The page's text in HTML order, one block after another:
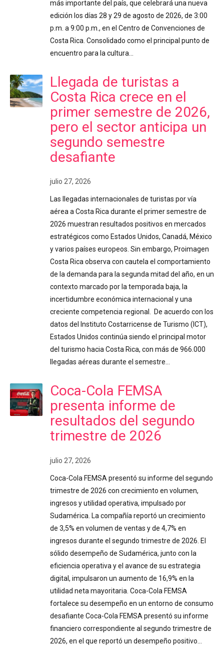
más importante del país, que celebrará una nueva
edición los días 28 y 29 de agosto de 2026, de 3:00
p.m. a 9:00 p.m., en el Centro de Convenciones de
Costa Rica. Consolidado como el principal punto de
encuentro para la cultura…
Llegada de turistas a
Costa Rica crece en el
primer semestre de 2026,
pero el sector anticipa un
segundo semestre
desafiante
julio 27, 2026
Las llegadas internacionales de turistas por vía
aérea a Costa Rica durante el primer semestre de
2026 muestran resultados positivos en mercados
estratégicos como Estados Unidos, Canadá, México
y varios países europeos. Sin embargo, Proimagen
Costa Rica observa con cautela el comportamiento
de la demanda para la segunda mitad del año, en un
contexto marcado por la temporada baja, la
incertidumbre económica internacional y una
creciente competencia regional. De acuerdo con los
datos del Instituto Costarricense de Turismo (ICT),
Estados Unidos continúa siendo el principal motor
del turismo hacia Costa Rica, con más de 966.000
llegadas aéreas durante el semestre…
Coca-Cola FEMSA
presenta informe de
resultados del segundo
trimestre de 2026
julio 27, 2026
Coca-Cola FEMSA presentó su informe del segundo
trimestre de 2026 con crecimiento en volumen,
ingresos y utilidad operativa, impulsado por
Sudamérica. La compañía reportó un crecimiento
de 3,5% en volumen de ventas y de 4,7% en
ingresos durante el segundo trimestre de 2026. El
sólido desempeño de Sudamérica, junto con la
eficiencia operativa y el avance de su estrategia
digital, impulsaron un aumento de 16,9% en la
utilidad neta mayoritaria. Coca-Cola FEMSA
fortalece su desempeño en un entorno de consumo
desafiante Coca-Cola FEMSA presentó su informe
financiero correspondiente al segundo trimestre de
2026, en el que reportó un desempeño positivo…